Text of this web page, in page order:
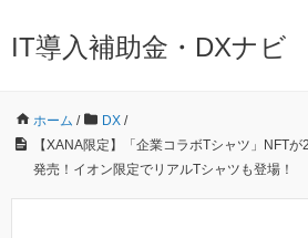
IT導入補助金・DXナビ
ホーム / DX /
【XANA限定】「企業コラボTシャツ」NFT
発売！イオン限定でリアルTシャツも登場！